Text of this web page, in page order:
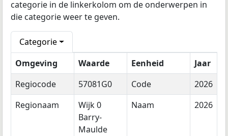
categorie in de linkerkolom om de onderwerpen in
die categorie weer te geven.
Categorie
Omgeving
Waarde Eenheid
Jaar
Regiocode
57081G0 Code
2026
Regionaam
Wijk 0
Barry-
Maulde
Naam 2026